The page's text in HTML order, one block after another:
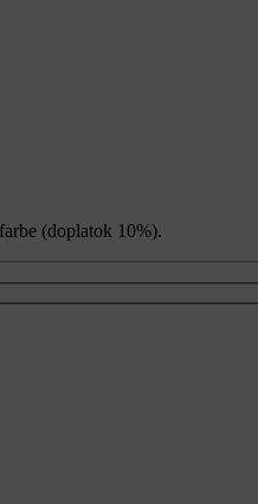
(doplatok 10%).